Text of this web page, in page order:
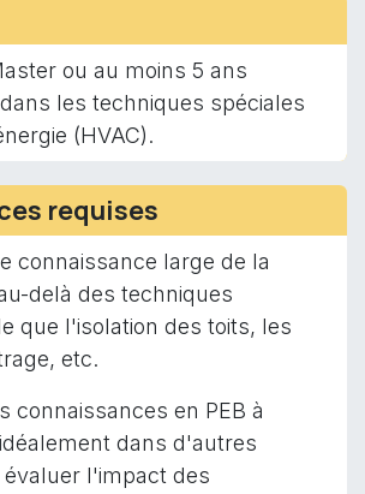
ou au moins 5 ans
les techniques spéciales
(HVAC).
requises
connaissance large de la
delà des techniques
que l'isolation des toits, les
etc.
connaissances en PEB à
dans d'autres
l'impact des